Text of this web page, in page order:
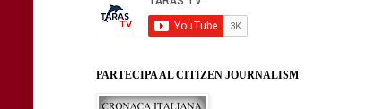
PARTECIPA AL CITIZEN JOURNALISM